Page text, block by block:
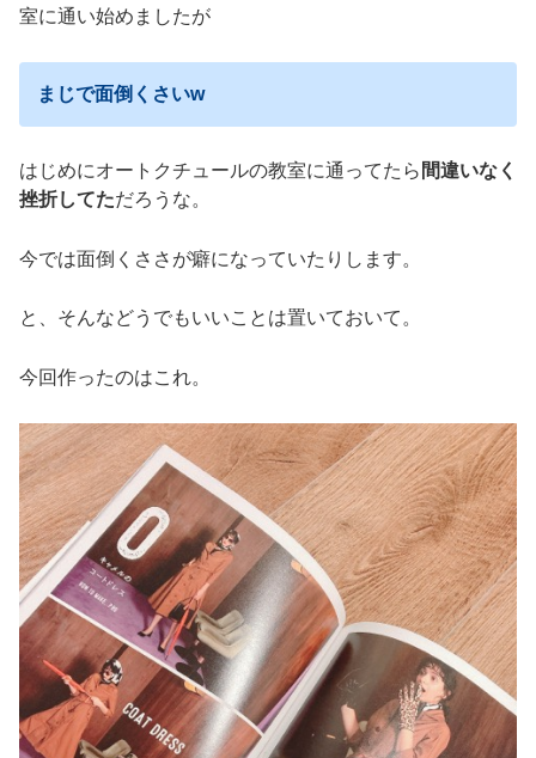
室に通い始めましたが
まじで面倒くさいw
はじめにオートクチュールの教室に通ってたら 間違いなく
挫折してただろうな。
今では面倒くささが癖になっていたりします。
と、そんなどうでもいいことは置いておいて。
今回作ったのはこれ。